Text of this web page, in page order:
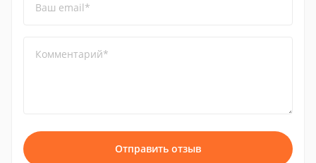
Ваш email*
Комментарий*
Отправить отзыв